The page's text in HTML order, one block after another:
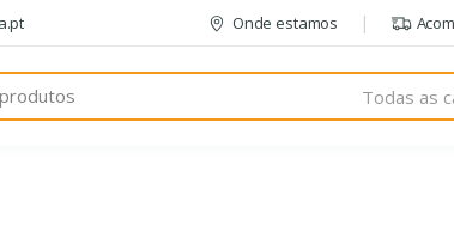
Onde estamos
Todas as